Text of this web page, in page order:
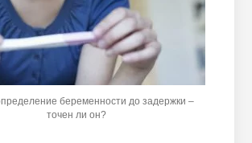
беременности до задержки –
точен ли он?